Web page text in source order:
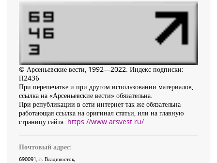
© Арсеньевские вести, 1992—2022. Индекс подписки:
П2436
При перепечатке и при другом использовании материалов,
ссылка на «Арсеньевские вести» обязательна.
При републикации в сети интернет так же обязательна
работающая ссылка на оригинал статьи, или на главную
страницу сайта: https://www.arsvest.ru/
Почтовый адрес:
690091, г. Владивосток,